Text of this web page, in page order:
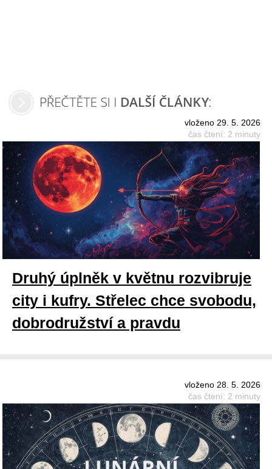
vloženo 29. 5. 2026
čas čtení: 2 minuty
Druhý úplněk v květnu rozvibruje
city i kufry. Střelec chce svobodu,
dobrodružství a pravdu
vloženo 28. 5. 2026
čas čtení: 2 minuty